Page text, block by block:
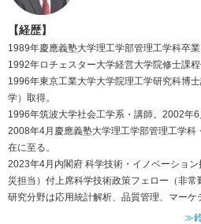
【経歴】
1989年慶應義塾大学理工学部管理工学科卒業
1992年ロチェスター大学経営大学院修士課程
1996年東京工業大学大学院理工学研究科博
学）取得。
1996年筑波大学社会工学系・講師。2002年6
2008年4月慶應義塾大学理工学部管理工学科
在に至る。
2023年4月内閣府 科学技術・イノベーショ
災担当）付上席科学技術政策フェロー（非常
研究分野は応用統計解析、品質管理、マーケ
≫